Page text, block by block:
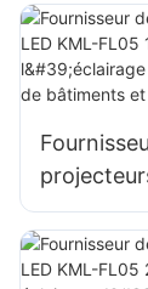
KML-
pour
façades